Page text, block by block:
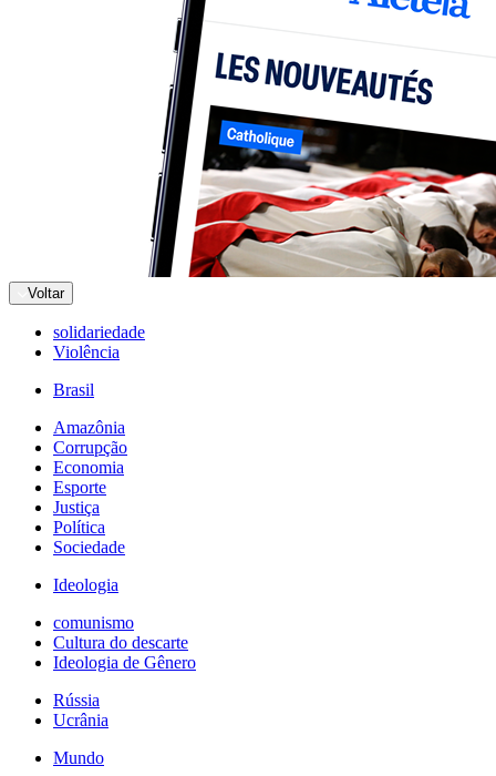
Voltar
solidariedade
Violência
Brasil
Amazônia
Corrupção
Economia
Esporte
Justiça
Política
Sociedade
Ideologia
comunismo
Cultura do descarte
Ideologia de Gênero
Rússia
Ucrânia
Mundo